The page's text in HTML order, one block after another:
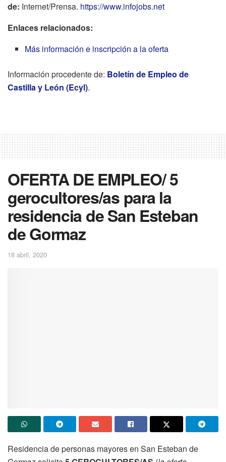
de: Internet/Prensa. https://www.infojobs.net
Enlaces relacionados:
Más información e inscripción a la oferta
Información procedente de: Boletín de Empleo de
Castilla y León (Ecyl).
OFERTA DE EMPLEO/ 5
gerocultores/as para la
residencia de San Esteban
de Gormaz
18 abril, 2020
Residencia de personas mayores en San Esteban de